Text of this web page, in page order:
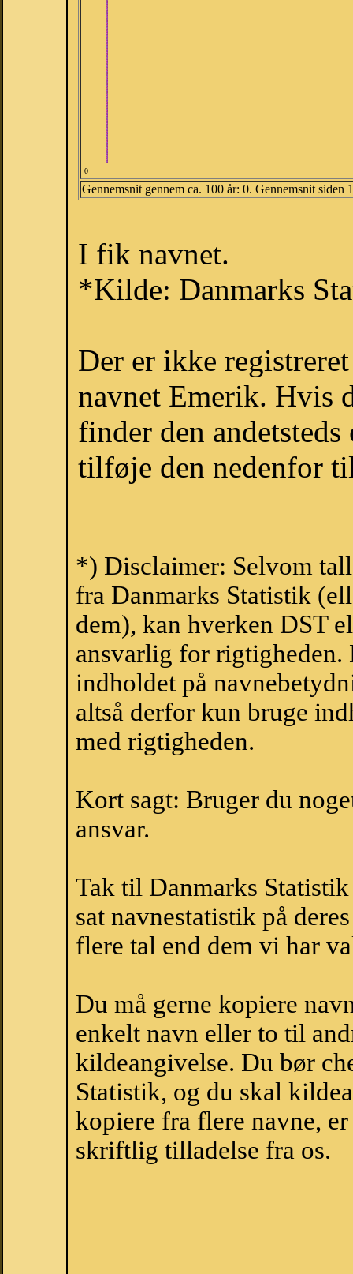
0
Gennemsnit gennem ca. 100 år: 0. Gennemsnit siden
I fik navnet.
*Kilde: Danmarks
Der er ikke
navnet Emerik. Hvis
finder den
tilføje den nedenfor
*) Disclaimer: Selvom
fra Danmarks Statistik
dem), kan hverken DST
ansvarlig for
indholdet på
altså derfor kun bruge
med rigtigheden.
Kort sagt: Bruger du
ansvar.
Tak til Danmarks
sat navnestatistik på
flere tal end dem vi har
Du må gerne kopiere
enkelt navn eller to til
kildeangivelse. Du bør
Statistik, og du skal
kopiere fra flere navne,
skriftlig tilladelse fra os.